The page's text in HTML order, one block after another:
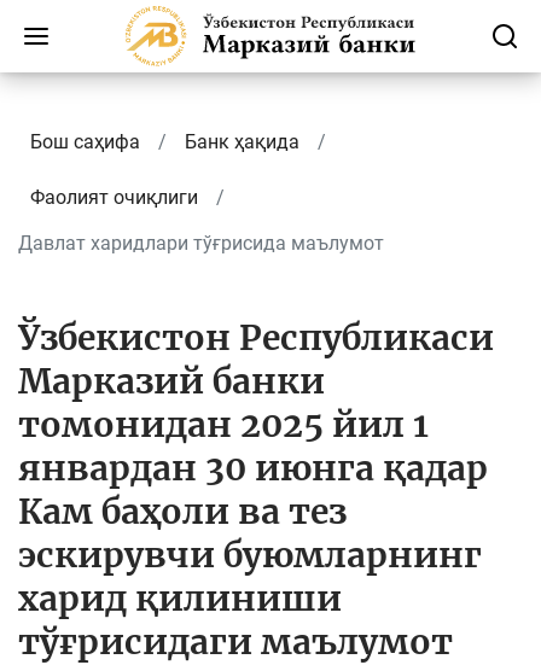
Бош саҳифа Банк ҳақида
Фаолият очиқлиги
Давлат харидлари тўғрисида маълумот
Ўзбекистон Республикаси
Марказий банки
томонидан 2025 йил 1
январдан 30 июнга қадар
Кам баҳоли ва тез
эскирувчи буюмларнинг
харид қилиниши
тўғрисидаги маълумот